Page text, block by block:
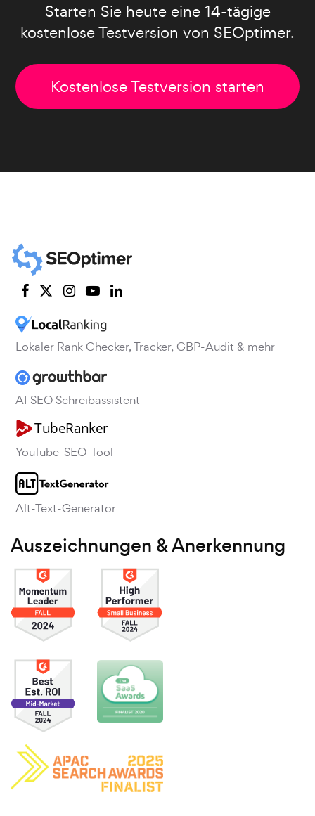
Starten Sie heute eine 14-tägige
kostenlose Testversion von SEOptimer.
Kostenlose Testversion starten
Lokaler Rank Checker, Tracker, GBP-Audit & mehr
AI SEO Schreibassistent
YouTube-SEO-Tool
Alt-Text-Generator
Auszeichnungen & Anerkennung